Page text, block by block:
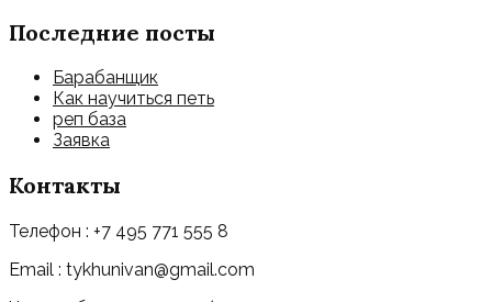
Последние посты
Барабанщик
Как научиться петь
реп база
Заявка
Контакты
Телефон : +7 495 771 555 8
Email : tykhunivan@gmail.com